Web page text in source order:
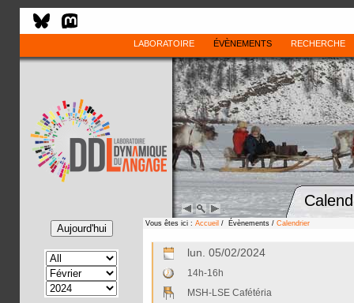
LABORATOIRE ÉVÈNEMENTS RECHERCHE
Vous êtes ici : Accueil / Évènements / Calendrier
lun. 05/02/2024
14h-16h
MSH-LSE Cafétéria